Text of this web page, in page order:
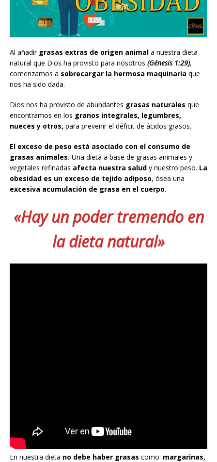
Al añadir grasas extras de origen animal a nuestra dieta
natural que Dios ha provisto para nosotros (Génesis 1:29),
comenzamos a sobrecargar la hermosa maquinaria que
nos ha sido dada.
Dios nos ha provisto de abundantes grasas naturales que
encontramos en los granos integrales, legumbres,
nueces y otros, para prevenir el déficit de ácidos grasos.
El exceso de peso está asociado con el consumo de
grasas animales. Una dieta a base de grasas animales y
vegetales refinadas afecta nuestra salud y nuestro peso. La
obesidad es un exceso de tejido adiposo, ósea una
excesiva acumulación de grasa en el cuerpo.
«Hay un poder tremendo en
la dieta natural»
En nuestra dieta no debe haber grasas como: margarinas,